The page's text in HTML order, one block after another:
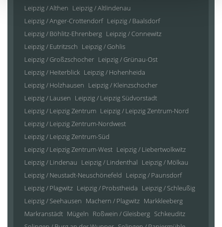
Leipzig / Althen Leipzig / Altlindenau
Leipzig / Anger-Crottendorf Leipzig / Baalsdorf
Leipzig / Böhlitz-Ehrenberg Leipzig / Connewitz
Leipzig / Eutritzsch Leipzig / Gohlis
Leipzig / Großzschocher Leipzig / Grünau-Ost
Leipzig / Heiterblick Leipzig / Hohenheida
Leipzig / Holzhausen Leipzig / Kleinzschocher
Leipzig / Lausen Leipzig / Leipzig Südvorstadt
Leipzig / Leipzig Zentrum Leipzig / Leipzig Zentrum-Nord
Leipzig / Leipzig Zentrum-Nordwest
Leipzig / Leipzig Zentrum-Süd
Leipzig / Leipzig Zentrum-West Leipzig / Liebertwolkwitz
Leipzig / Lindenau Leipzig / Lindenthal Leipzig / Mölkau
Leipzig / Neustadt-Neuschönefeld Leipzig / Paunsdorf
Leipzig / Plagwitz Leipzig / Probstheida Leipzig / Schleußig
Leipzig / Seehausen Machern / Plagwitz Markkleeberg
Markranstädt Mügeln Roßwein / Gleisberg Schkeuditz